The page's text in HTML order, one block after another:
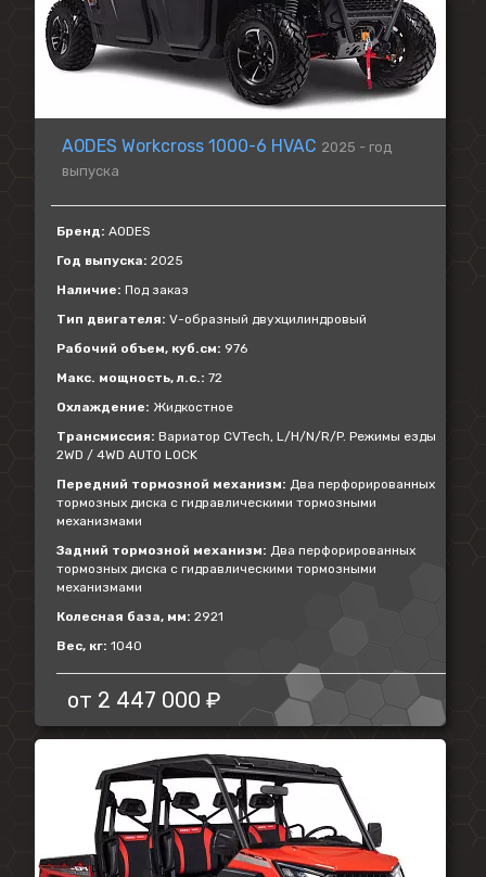
AODES Workcross 1000-6 HVAC 2025 - год
выпуска
Бренд: AODES
Год выпуска: 2025
Наличие: Под заказ
Тип двигателя: V-образный двухцилиндровый
Рабочий объем, куб.см: 976
Макс. мощность, л.с.: 72
Охлаждение: Жидкостное
Трансмиссия: Вариатор CVTech, L/H/N/R/P. Режимы езды
2WD / 4WD AUTO LOCK
Передний тормозной механизм: Два перфорированных
тормозных диска с гидравлическими тормозными
механизмами
Задний тормозной механизм: Два перфорированных
тормозных диска с гидравлическими тормозными
механизмами
Колесная база, мм: 2921
Вес, кг: 1040
от 2 447 000 ₽